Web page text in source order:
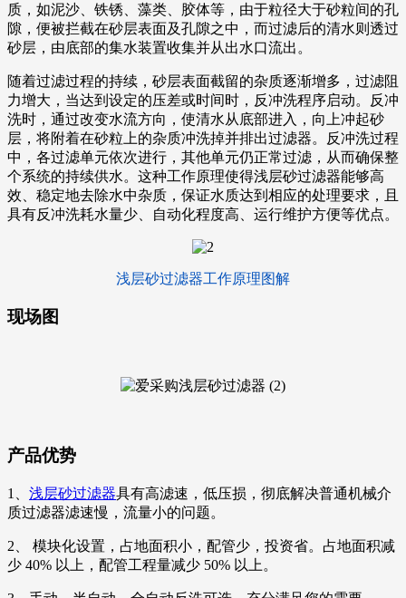
质，如泥沙、铁锈、藻类、胶体等，由于粒径大于砂粒间的孔
隙，便被拦截在砂层表面及孔隙之中，而过滤后的清水则透过
砂层，由底部的集水装置收集并从出水口流出。
随着过滤过程的持续，砂层表面截留的杂质逐渐增多，过滤阻
力增大，当达到设定的压差或时间时，反冲洗程序启动。反冲
洗时，通过改变水流方向，使清水从底部进入，向上冲起砂
层，将附着在砂粒上的杂质冲洗掉并排出过滤器。反冲洗过程
中，各过滤单元依次进行，其他单元仍正常过滤，从而确保整
个系统的持续供水。这种工作原理使得浅层砂过滤器能够高
效、稳定地去除水中杂质，保证水质达到相应的处理要求，且
具有反冲洗耗水量少、自动化程度高、运行维护方便等优点。
浅层砂过滤器工作原理图解
现场图
产品优势
1、 浅层砂过滤器具有高滤速，低压损，彻底解决普通机械介
质过滤器滤速慢，流量小的问题。
2、 模块化设置，占地面积小，配管少，投资省。占地面积减
少 40% 以上，配管工程量减少 50% 以上。